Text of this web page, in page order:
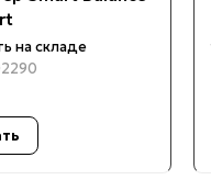
на складе